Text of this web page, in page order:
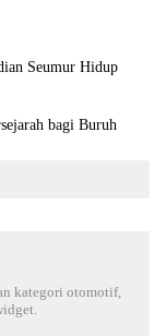
Seumur Hidup
bagi Buruh
kategori otomotif,